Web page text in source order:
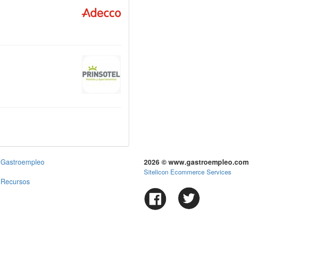
Gastroempleo
Recursos
2026 © www.gastroempleo.com
Sitelicon Ecommerce Services